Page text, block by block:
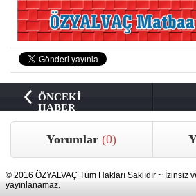
ÖNCEKİ
HABER
Yorumlar(0)
© 2016 ÖZYALVAÇ Tüm Hakları Saklıdır ~ İzinsiz
yayınlanamaz.